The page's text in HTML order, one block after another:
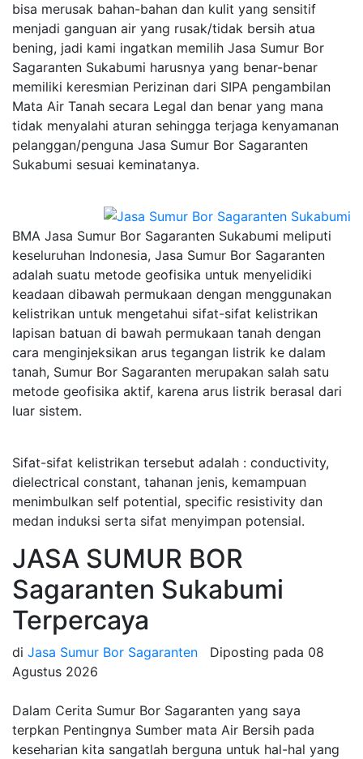
bisa merusak bahan-bahan dan kulit yang sensitif
menjadi ganguan air yang rusak/tidak bersih atua
bening, jadi kami ingatkan memilih Jasa Sumur Bor
Sagaranten Sukabumi harusnya yang benar-benar
memiliki keresmian Perizinan dari SIPA pengambilan
Mata Air Tanah secara Legal dan benar yang mana
tidak menyalahi aturan sehingga terjaga kenyamanan
pelanggan/penguna Jasa Sumur Bor Sagaranten
Sukabumi sesuai keminatanya.
BMA Jasa Sumur Bor Sagaranten Sukabumi meliputi
keseluruhan Indonesia, Jasa Sumur Bor Sagaranten
adalah suatu metode geofisika untuk menyelidiki
keadaan dibawah permukaan dengan menggunakan
kelistrikan untuk mengetahui sifat-sifat kelistrikan
lapisan batuan di bawah permukaan tanah dengan
cara menginjeksikan arus tegangan listrik ke dalam
tanah, Sumur Bor Sagaranten merupakan salah satu
metode geofisika aktif, karena arus listrik berasal dari
luar sistem.
Sifat-sifat kelistrikan tersebut adalah : conductivity,
dielectrical constant, tahanan jenis, kemampuan
menimbulkan self potential, specific resistivity dan
medan induksi serta sifat menyimpan potensial.
JASA SUMUR BOR
Sagaranten Sukabumi
Terpercaya
di Jasa Sumur Bor Sagaranten Diposting pada 08
Agustus 2026
Dalam Cerita Sumur Bor Sagaranten yang saya
terpkan Pentingnya Sumber mata Air Bersih pada
keseharian kita sangatlah berguna untuk hal-hal yang